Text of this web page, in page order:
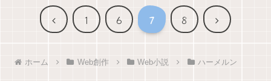
前
1 6 7 8
次
ホーム Web創作 Web小説 ハーメルン